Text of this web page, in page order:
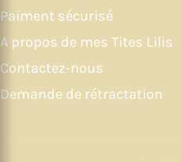
Paiment sécurisé
A propos de mes Tites Lilis
Contactez-nous
Demande de rétractation